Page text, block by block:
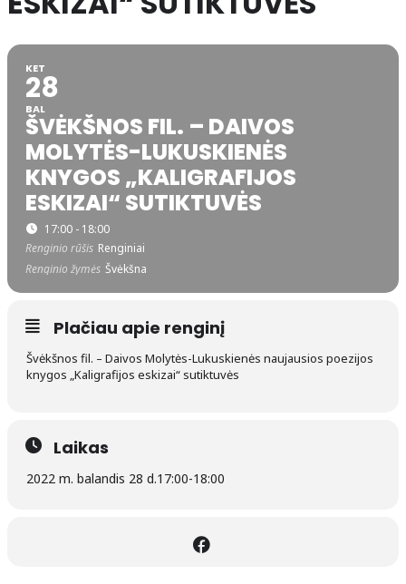
KET
28
BAL
ŠVĖKŠNOS FIL. – DAIVOS
MOLYTĖS-LUKUSKIENĖS
KNYGOS „KALIGRAFIJOS
ESKIZAI“ SUTIKTUVĖS
17:00 - 18:00
Renginio rūšis Renginiai
Renginio žymės Švėkšna
Plačiau apie renginį
Švėkšnos fil. – Daivos Molytės-Lukuskienės naujausios poezijos
knygos „Kaligrafijos eskizai“ sutiktuvės
Laikas
2022 m. balandis 28 d.17:00-18:00